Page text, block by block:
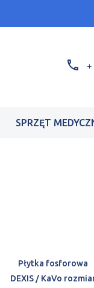
SPRZĘT
Płytka fosforowa
DEXIS / KaVo